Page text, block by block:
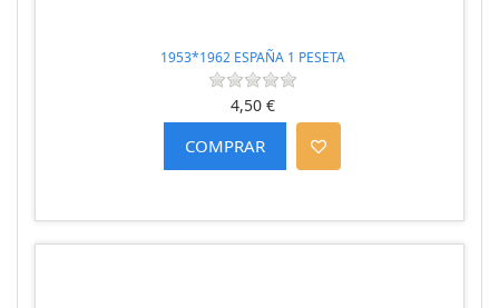
1953*1962 ESPAÑA 1 PESETA
4,50 €